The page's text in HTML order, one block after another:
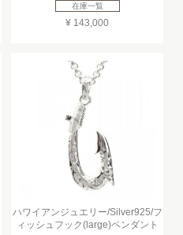
在庫一覧
¥ 143,000
ハワイアンジュエリー/Silver925/フ
ィッシュフック(large)ペンダント